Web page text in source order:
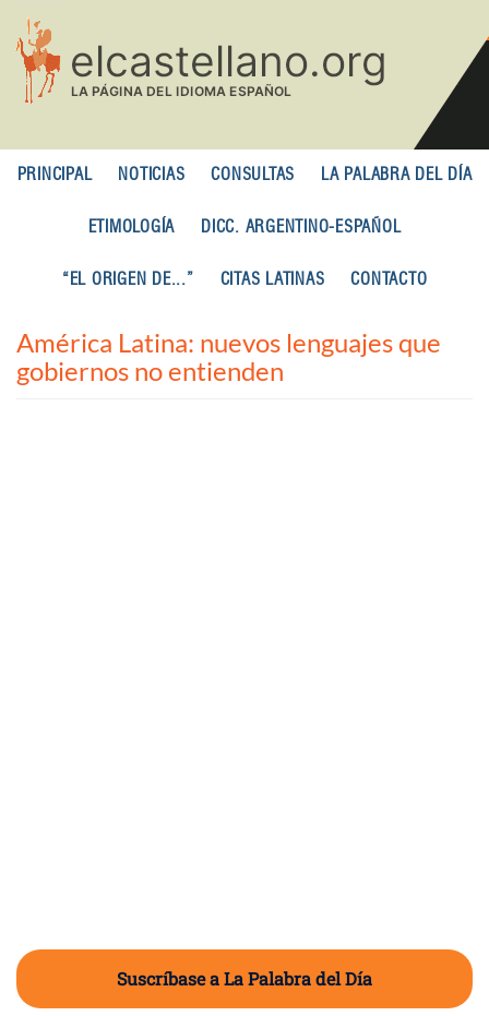
contenido
principal
PRINCIPAL NOTICIAS CONSULTAS LA PALABRA DEL DÍA
ETIMOLOGÍA DICC. ARGENTINO-ESPAÑOL
“EL ORIGEN DE...” CITAS LATINAS CONTACTO
América Latina: nuevos lenguajes que
gobiernos no entienden
Suscríbase a La Palabra del Día